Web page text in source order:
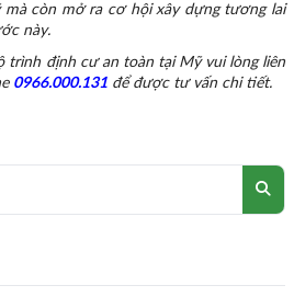
mà còn mở ra cơ hội xây dựng tương lai
này.
trình định cư an toàn tại Mỹ vui lòng liên
0966.000.131 để được tư vấn chi tiết.